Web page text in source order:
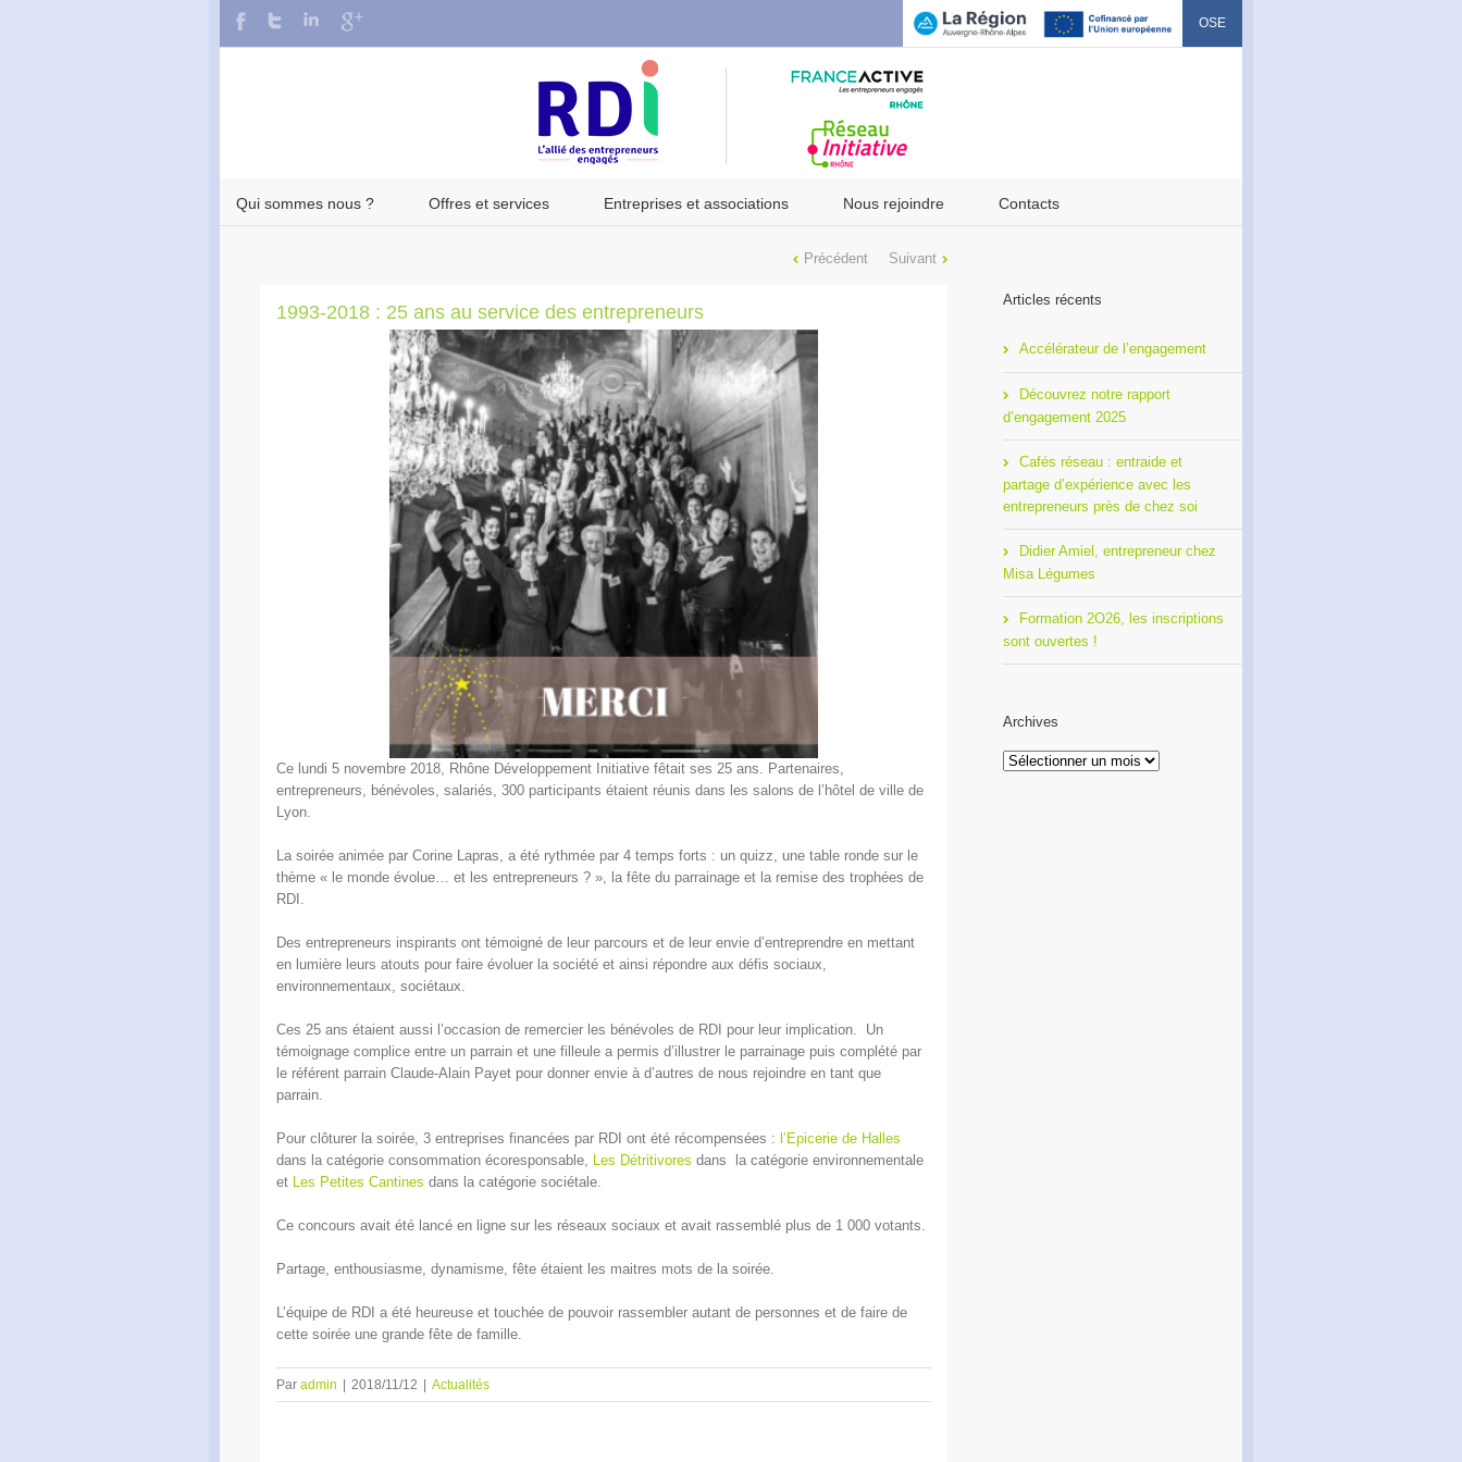
OSE
Qui sommes nous ? Offres et services Entreprises et associations Nous rejoindre Contacts
Précédent Suivant
1993-2018 : 25 ans au service des entrepreneurs
Ce lundi 5 novembre 2018, Rhône Développement Initiative fêtait ses 25 ans. Partenaires,
entrepreneurs, bénévoles, salariés, 300 participants étaient réunis dans les salons de l’hôtel de ville de
Lyon.
La soirée animée par Corine Lapras, a été rythmée par 4 temps forts : un quizz, une table ronde sur le
thème « le monde évolue… et les entrepreneurs ? », la fête du parrainage et la remise des trophées de
RDI.
Des entrepreneurs inspirants ont témoigné de leur parcours et de leur envie d’entreprendre en mettant
en lumière leurs atouts pour faire évoluer la société et ainsi répondre aux défis sociaux,
environnementaux, sociétaux.
Ces 25 ans étaient aussi l’occasion de remercier les bénévoles de RDI pour leur implication. Un
témoignage complice entre un parrain et une filleule a permis d’illustrer le parrainage puis complété par
le référent parrain Claude-Alain Payet pour donner envie à d’autres de nous rejoindre en tant que
parrain.
Pour clôturer la soirée, 3 entreprises financées par RDI ont été récompensées : l’Epicerie de Halles
dans la catégorie consommation écoresponsable, Les Détritivores dans la catégorie environnementale
et Les Petites Cantines dans la catégorie sociétale.
Ce concours avait été lancé en ligne sur les réseaux sociaux et avait rassemblé plus de 1 000 votants.
Partage, enthousiasme, dynamisme, fête étaient les maitres mots de la soirée.
L’équipe de RDI a été heureuse et touchée de pouvoir rassembler autant de personnes et de faire de
cette soirée une grande fête de famille.
Par admin 2018/11/12 Actualités
Articles récents
Accélérateur de l’engagement
Découvrez notre rapport
d’engagement 2025
Cafés réseau : entraide et
partage d’expérience avec les
entrepreneurs près de chez soi
Didier Amiel, entrepreneur chez
Misa Légumes
Formation 2O26, les inscriptions
sont ouvertes !
Archives
Archives